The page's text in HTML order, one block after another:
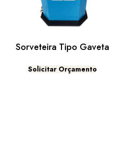
Sorveteira Tipo Gaveta
Solicitar Orçamento